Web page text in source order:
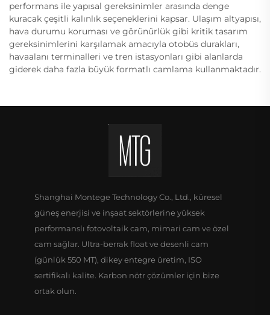
performans ile yapısal gereksinimler arasında denge
kuracak çeşitli kalınlık seçeneklerini kapsar. Ulaşım altyapısı,
hava durumu koruması ve görünürlük gibi kritik tasarım
gereksinimlerini karşılamak amacıyla otobüs durakları,
havaalanı terminalleri ve tren istasyonları gibi alanlarda
giderek daha fazla büyük formatlı camlama kullanmaktadır.
Shanghai Montege Technology Co., Ltd., küresel
güneş enerjisi ve inşaat sektörlerine yüksek
performanslı fotovoltaik cam, mimari cam ve özel
cam sağlar. Ultra-berrak float ve desenli cam
(günlük 550 MT), dikey entegre üretim, ISO
sertifikalı kalite. Karbon nötr çözümler için bize
ortak olun.